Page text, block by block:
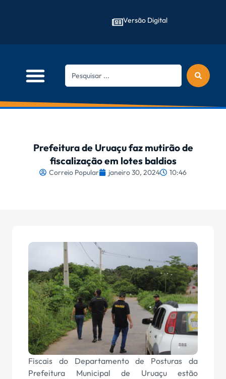
Versão Digital
Prefeitura de Uruaçu faz mutirão de
fiscalização em lotes baldios
Correio Popular janeiro 30, 2024 10:46
Fiscais do Departamento de Posturas da
Prefeitura Municipal de Uruaçu estão